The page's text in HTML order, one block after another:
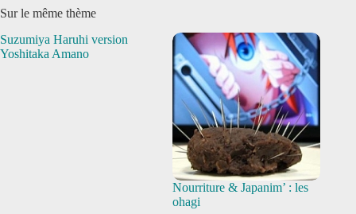
Sur le même thème
Suzumiya Haruhi version
Yoshitaka Amano
Nourriture & Japanim’ : les
ohagi